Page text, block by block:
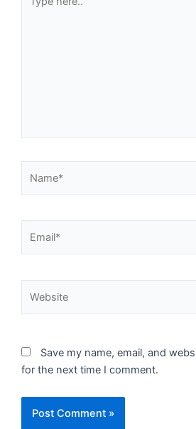
here..
Save my name, email, and
for the next time I comment.